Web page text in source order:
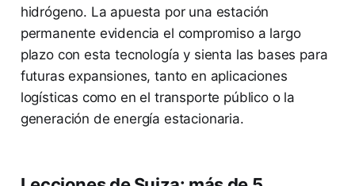
hidrógeno. La apuesta por una estación
permanente evidencia el compromiso a largo
plazo con esta tecnología y sienta las bases para
futuras expansiones, tanto en aplicaciones
logísticas como en el transporte público o la
generación de energía estacionaria.